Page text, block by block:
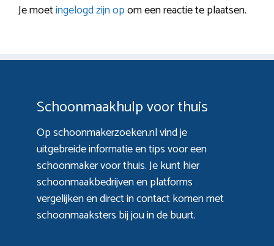
Je moetingelogd zijn opom een reactie te plaatsen.
Schoonmaakhulp voor thuis
Op schoonmakerzoeken.nl vind je
uitgebreide informatie en tips voor een
schoonmaker voor thuis. Je kunt hier
schoonmaakbedrijven en platforms
vergelijken en direct in contact komen met
schoonmaaksters bij jou in de buurt.